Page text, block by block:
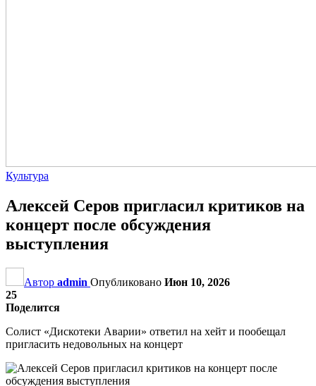
Культура
Алексей Серов пригласил критиков на
концерт после обсуждения
выступления
Автор admin Опубликовано Июн 10, 2026
25
Поделится
Солист «Дискотеки Аварии» ответил на хейт и пообещал
пригласить недовольных на концерт